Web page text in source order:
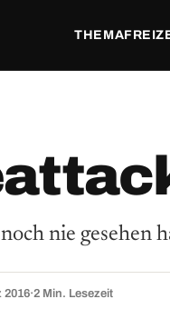
THEMA
nie gesehen
2016·2 Min. Lesezeit